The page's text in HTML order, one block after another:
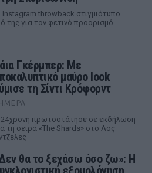
throwback στιγμιότυπο
της για τον φετινό προορισμό
Γκέρμπερ: Με
μαύρο look
τη Σίντι Κρόφορντ
πρωτοστάτησε σε εκδήλωση
τη σειρά «The Shards» στο Λος
θα το ξεχάσω όσο ζω»: Η